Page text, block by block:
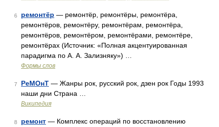
6 ремонтёр — ремонтёр, ремонтёры, ремонтёра,
ремонтёров, ремонтёру, ремонтёрам, ремонтёра,
ремонтёров, ремонтёром, ремонтёрами, ремонтёре,
ремонтёрах (Источник: «Полная акцентуированная
парадигма по А. А. Зализняку») …
Формы слов
7 РеМОнТ — Жанры рок, русский рок, дзен рок Годы 1993
наши дни Страна …
Википедия
8 ремонт — Комплекс операций по восстановлению